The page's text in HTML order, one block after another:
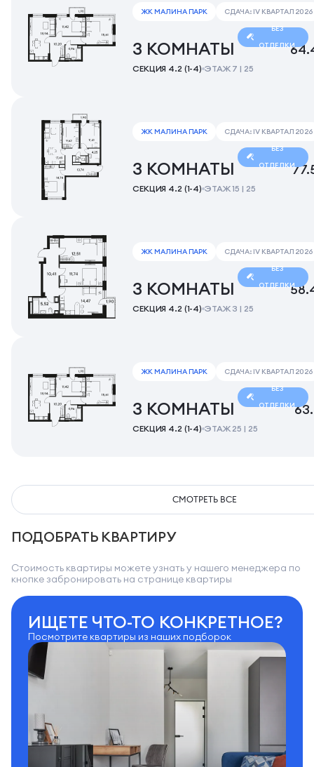
СМОТРЕТЬ ВСЕ
ЖК МАЛИНА ПАРК СДАЧА: IV КВАРТАЛ 2026
3 КОМНАТЫ
СЕКЦИЯ 4.2 (1-4) ЭТАЖ 7 | 25
БЕЗ
ОТДЕЛКИ
ЖК МАЛИНА ПАРК СДАЧА: IV КВАРТАЛ 2026
3 КОМНАТЫ
СЕКЦИЯ 4.2 (1-4) ЭТАЖ 15 | 25
БЕЗ
ОТДЕЛКИ
ЖК МАЛИНА ПАРК СДАЧА: IV КВАРТАЛ 2026
3 КОМНАТЫ
СЕКЦИЯ 4.2 (1-4) ЭТАЖ 3 | 25
БЕЗ
ОТДЕЛКИ
ЖК МАЛИНА ПАРК СДАЧА: IV КВАРТАЛ 2026
3 КОМНАТЫ
СЕКЦИЯ 4.2 (1-4) ЭТАЖ 25 | 25
БЕЗ
ОТДЕЛКИ
ПОДОБРАТЬ КВАРТИРУ
Стоимость квартиры можете узнать у нашего менеджера по
кнопке забронировать на странице квартиры
ИЩЕТЕ ЧТО-ТО КОНКРЕТНОЕ?
Посмотрите квартиры из наших подборок